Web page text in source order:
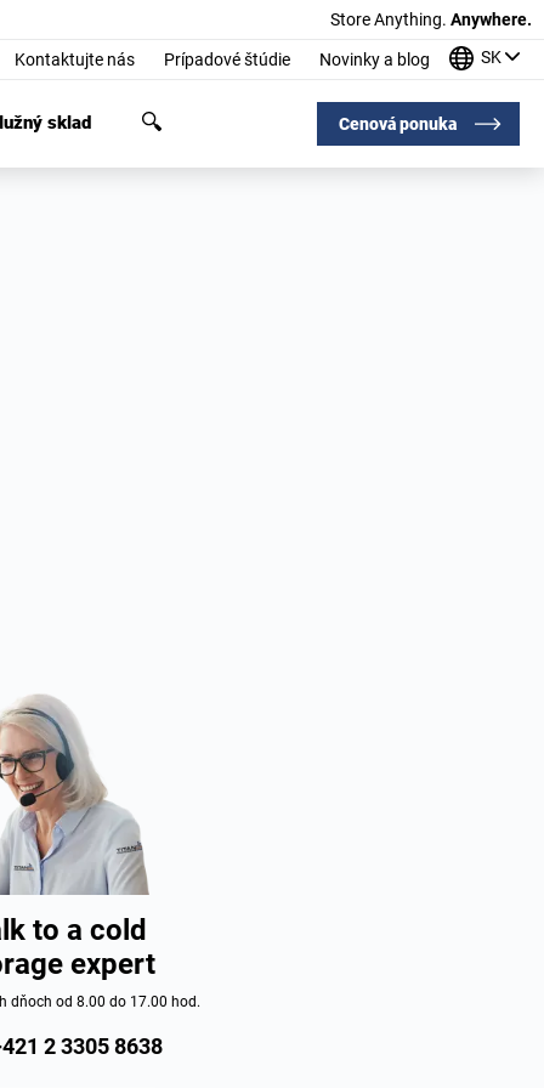
Store Anything. Anywhere.
Kontaktujte nás Prípadové štúdie Novinky a blog SK
sklad Cenová ponuka
to a cold
expert
dňoch od 8.00 do 17.00 hod.
2 3305 8638